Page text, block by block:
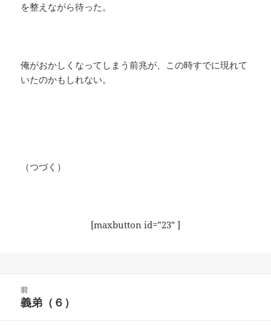
を整えながら待った。
俺がおかしくなってしまう前兆が、この時すでに現れて
いたのかもしれない。
（つづく）
[maxbutton id=”23″ ]
前
前
義弟（６）